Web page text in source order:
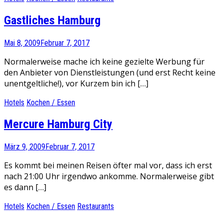
Gastliches Hamburg
Mai 8, 2009Februar 7, 2017
Normalerweise mache ich keine gezielte Werbung für
den Anbieter von Dienstleistungen (und erst Recht keine
unentgeltliche!), vor Kurzem bin ich […]
Hotels Kochen / Essen
Mercure Hamburg City
März 9, 2009 Februar 7, 2017
Es kommt bei meinen Reisen öfter mal vor, dass ich erst
nach 21:00 Uhr irgendwo ankomme. Normalerweise gibt
es dann […]
Hotels Kochen / Essen Restaurants